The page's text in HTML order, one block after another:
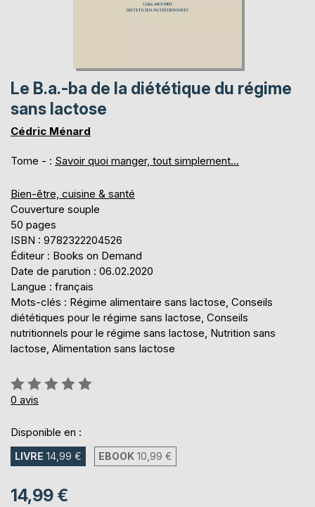
Le B.a.-ba de la diététique du régime
sans lactose
Cédric Ménard
Tome - : Savoir quoi manger, tout simplement...
Bien-être, cuisine & santé
Couverture souple
50 pages
ISBN : 9782322204526
Éditeur : Books on Demand
Date de parution : 06.02.2020
Langue : français
Mots-clés : Régime alimentaire sans lactose, Conseils
diététiques pour le régime sans lactose, Conseils
nutritionnels pour le régime sans lactose, Nutrition sans
lactose, Alimentation sans lactose
Évaluation:
0%
0 avis
Disponible en :
LIVRE 14,99 € EBOOK 10,99 €
14,99 €